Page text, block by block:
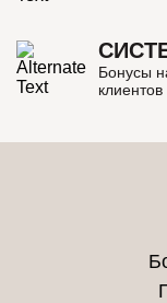
Бонусы
клиентов